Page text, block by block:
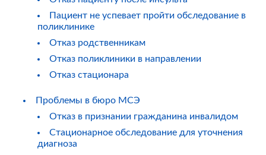
Пациент не успевает пройти обследование в
поликлинике
Отказ родственникам
Отказ поликлиники в направлении
Отказ стационара
Проблемы в бюро МСЭ
Отказ в признании гражданина инвалидом
Стационарное обследование для уточнения
диагноза